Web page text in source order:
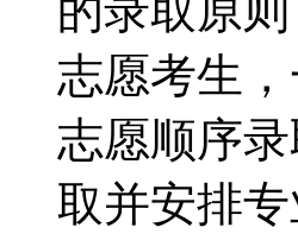
的录取原
志愿考生
志愿顺序
取并安排